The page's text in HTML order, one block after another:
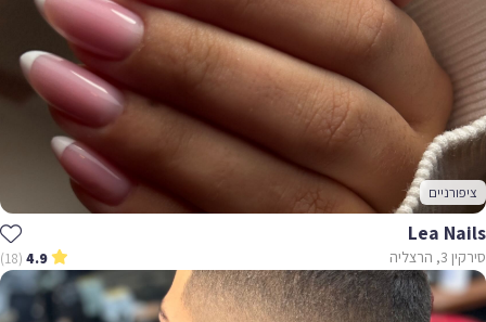
ציפורניים
Lea Nails
סירקין 3, הרצליה 4.9
(18)